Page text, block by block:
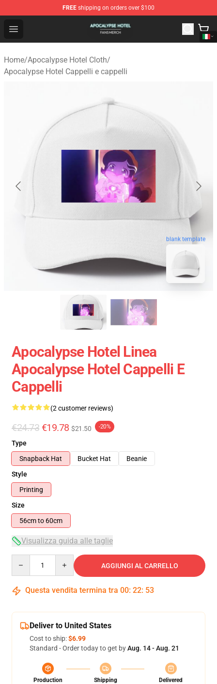
FREE shipping on orders over $100
Open menu
Apocalypse Hotel Shop - Official Apocalypse Hotel
Home/Apocalypse Hotel Cloth/
Apocalypse Hotel Cappelli e cappelli
blank template
Apocalypse Hotel Linea
Apocalypse Hotel Cappelli E
Cappelli
(2 customer reviews)
€24.73 €19.78 $21.50 -20%
Type
Snapback Hat
Bucket Hat
Beanie
Style
Printing
Size
56cm to 60cm
Visualizza guida alle taglie
AGGIUNGI AL CARRELLO
Questa vendita termina tra 00: 22: 53
Deliver to United States
Cost to ship:$6.99
Standard - Order today to get byAug. 14 - Aug. 21
Production
Shipping
Delivered